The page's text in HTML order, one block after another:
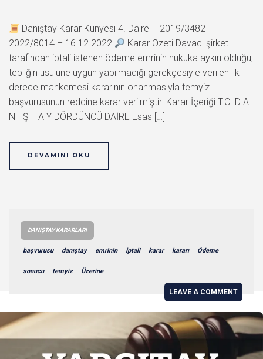
Danıştay Karar Künyesi 4. Daire – 2019/3482 –
2022/8014 – 16.12.2022
Karar Özeti Davacı şirket
tarafından iptali istenen ödeme emrinin hukuka aykırı olduğu,
tebliğin usulüne uygun yapılmadığı gerekçesiyle verilen ilk
derece mahkemesi kararının onanmasıyla temyiz
başvurusunun reddine karar verilmiştir. Karar İçeriği T.C. D A
N I Ş T A Y DÖRDÜNCÜ DAİRE Esas […]
DEVAMINI OKU
DANIŞTAY KARARLARI
başvurusu danıştay emrinin İptali karar kararı Ödeme
sonucu temyiz Üzerine
LEAVE A COMMENT